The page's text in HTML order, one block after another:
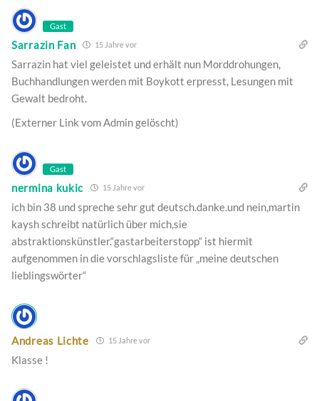
Gast
Sarrazin Fan 15 Jahre vor
Sarrazin hat viel geleistet und erhält nun Morddrohungen,
Buchhandlungen werden mit Boykott erpresst, Lesungen mit
Gewalt bedroht.
(Externer Link vom Admin gelöscht)
Gast
nermina kukic 15 Jahre vor
ich bin 38 und spreche sehr gut deutsch.danke.und nein,martin
kaysh schreibt natürlich über mich,sie
abstraktionskünstler.“gastarbeiterstopp“ ist hiermit
aufgenommen in die vorschlagsliste für „meine deutschen
lieblingswörter“
Andreas Lichte 15 Jahre vor
Klasse !